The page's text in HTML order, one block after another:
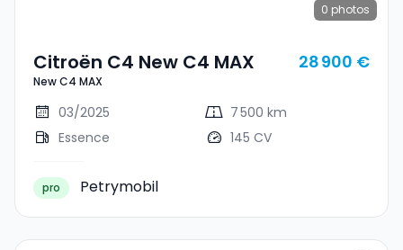
0 photos
Citroën C4 New C4 MAX
New C4 MAX
28 900 €
03/2025
7 500 km
Essence
145 CV
pro Petrymobil